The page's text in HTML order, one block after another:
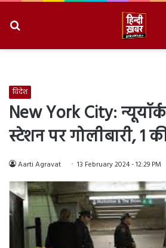
विदेश
New York City:
स्टेशन पर गोलीबारी, 1
Aarti Agravat 13 February 2024 - 12:29 PM